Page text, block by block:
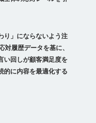
り」にならないよう注
履歴データを基に、
い回しが顧客満足度を
的に内容を最適化する